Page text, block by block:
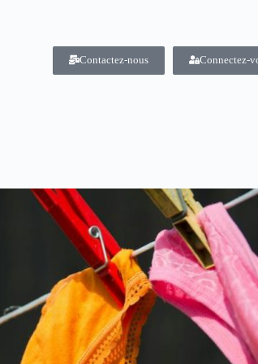
Contactez-nous Connectez-